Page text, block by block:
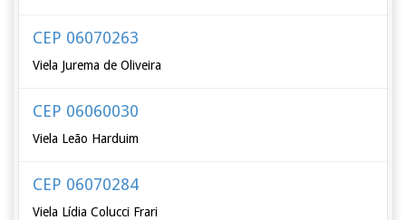
CEP 06070263
Viela Jurema de Oliveira
CEP 06060030
Viela Leão Harduim
CEP 06070284
Viela Lídia Colucci Frari